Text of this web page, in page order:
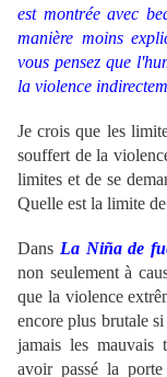
est montrée avec
manière moins
vous pensez que
la violence
Je crois que les
souffert de la
limites et de se
Quelle est la limite
Dans La Niña de
non seulement à
que la violence
encore plus brutale
jamais les mauvais
avoir passé la